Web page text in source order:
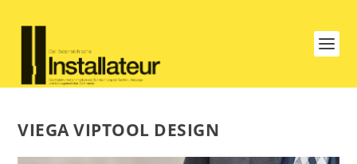
VIEGA VIPTOOL DESIGN